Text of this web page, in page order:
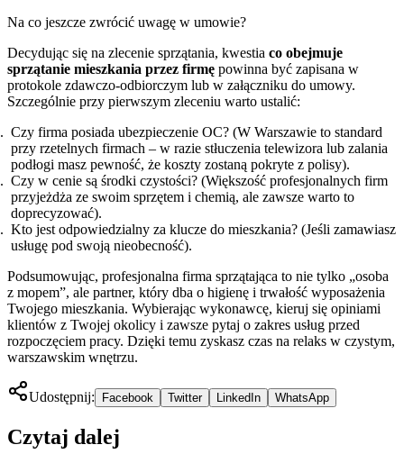
Na co jeszcze zwrócić uwagę w umowie?
Decydując się na zlecenie sprzątania, kwestia co obejmuje
sprzątanie mieszkania przez firmę powinna być zapisana w
protokole zdawczo-odbiorczym lub w załączniku do umowy.
Szczególnie przy pierwszym zleceniu warto ustalić:
Czy firma posiada ubezpieczenie OC? (W Warszawie to standard
przy rzetelnych firmach – w razie stłuczenia telewizora lub zalania
podłogi masz pewność, że koszty zostaną pokryte z polisy).
Czy w cenie są środki czystości? (Większość profesjonalnych firm
przyjeżdża ze swoim sprzętem i chemią, ale zawsze warto to
doprecyzować).
Kto jest odpowiedzialny za klucze do mieszkania? (Jeśli zamawiasz
usługę pod swoją nieobecność).
Podsumowując, profesjonalna firma sprzątająca to nie tylko „osoba
z mopem”, ale partner, który dba o higienę i trwałość wyposażenia
Twojego mieszkania. Wybierając wykonawcę, kieruj się opiniami
klientów z Twojej okolicy i zawsze pytaj o zakres usług przed
rozpoczęciem pracy. Dzięki temu zyskasz czas na relaks w czystym,
warszawskim wnętrzu.
Udostępnij: Facebook Twitter LinkedIn WhatsApp
Czytaj dalej